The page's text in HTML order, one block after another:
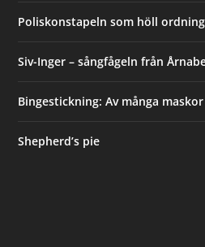
Poliskonstapeln som höll
Siv-Inger – sångfågeln från
Bingestickning: Av många
Shepherd’s pie